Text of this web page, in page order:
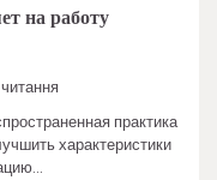
на работу
практика
характеристики